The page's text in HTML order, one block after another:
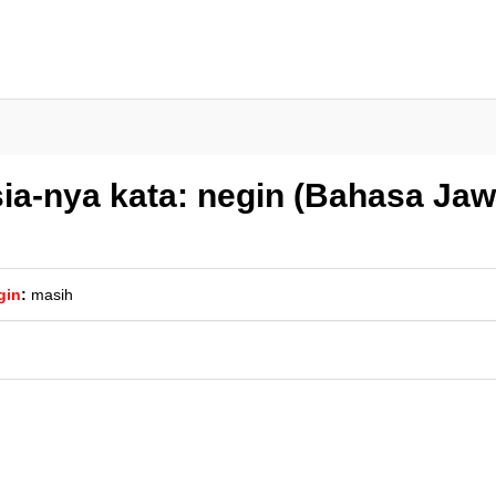
nya kata: negin (Bahasa
: masih